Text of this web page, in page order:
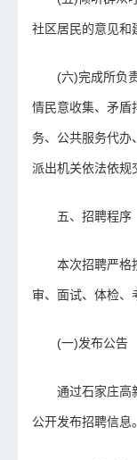
社区居民的意见和
(六)完成所负
情民意收集、矛盾
务、公共服务代办
派出机关依法依规
五、招聘程序
本次招聘严格
审、面试、体检、
(一)发布公告
通过石家庄高
公开发布招聘信息。